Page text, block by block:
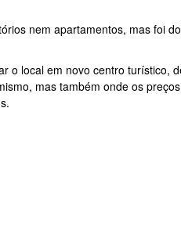
nem apartamentos, mas foi
o local em novo centro turístico,
mas também onde os